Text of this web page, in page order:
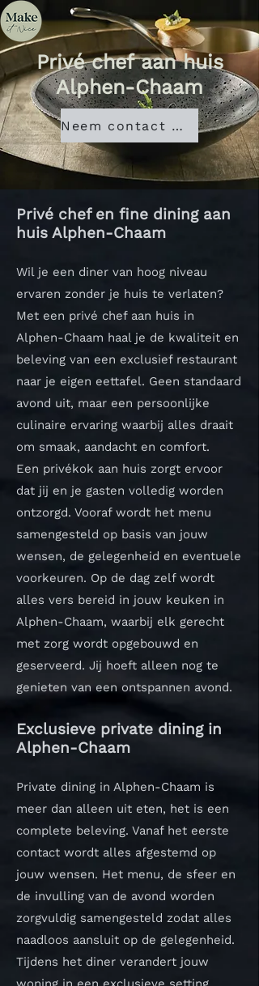
Privé chef aan huis
Alphen-Chaam
Neem contact met ons op
Privé chef en fine dining aan
huis Alphen-Chaam
Wil je een diner van hoog niveau
ervaren zonder je huis te verlaten?
Met een privé chef aan huis in
Alphen-Chaam haal je de kwaliteit en
beleving van een exclusief restaurant
naar je eigen eettafel. Geen standaard
avond uit, maar een persoonlijke
culinaire ervaring waarbij alles draait
om smaak, aandacht en comfort.
Een privékok aan huis zorgt ervoor
dat jij en je gasten volledig worden
ontzorgd. Vooraf wordt het menu
samengesteld op basis van jouw
wensen, de gelegenheid en eventuele
voorkeuren. Op de dag zelf wordt
alles vers bereid in jouw keuken in
Alphen-Chaam, waarbij elk gerecht
met zorg wordt opgebouwd en
geserveerd. Jij hoeft alleen nog te
genieten van een ontspannen avond.
Exclusieve private dining in
Alphen-Chaam
Private dining in Alphen-Chaam is
meer dan alleen uit eten, het is een
complete beleving. Vanaf het eerste
contact wordt alles afgestemd op
jouw wensen. Het menu, de sfeer en
de invulling van de avond worden
zorgvuldig samengesteld zodat alles
naadloos aansluit op de gelegenheid.
Tijdens het diner verandert jouw